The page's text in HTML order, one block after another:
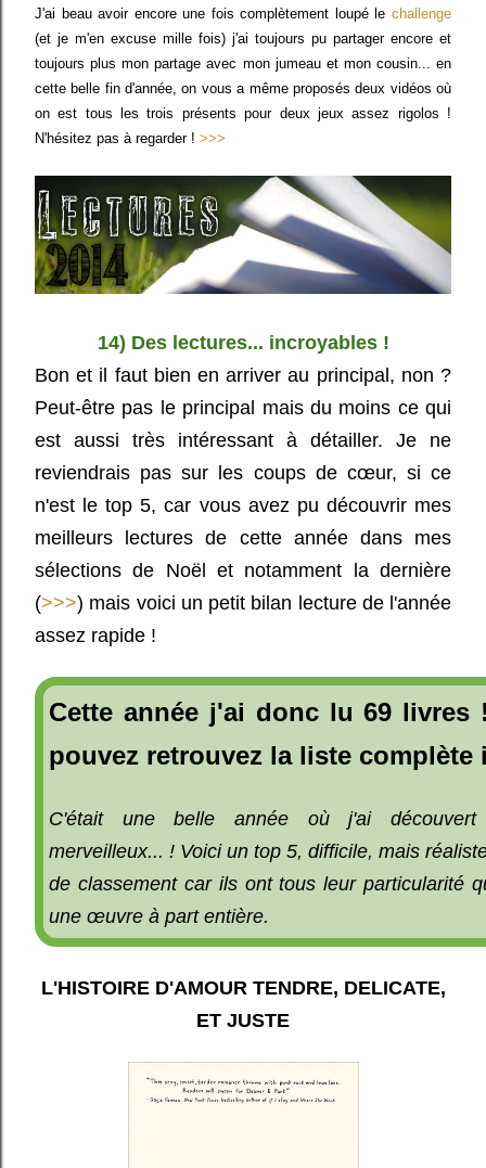
J'ai beau avoir encore une fois complètement loupé le challenge
(et je m'en excuse mille fois) j'ai toujours pu partager encore et
toujours plus mon partage avec mon jumeau et mon cousin... en
cette belle fin d'année, on vous a même proposés deux vidéos où
on est tous les trois présents pour deux jeux assez rigolos !
N'hésitez pas à regarder ! >>>
14) Des lectures... incroyables !
Bon et il faut bien en arriver au principal, non ?
Peut-être pas le principal mais du moins ce qui
est aussi très intéressant à détailler. Je ne
reviendrais pas sur les coups de cœur, si ce
n'est le top 5, car vous avez pu découvrir mes
meilleurs lectures de cette année dans mes
sélections de Noël et notamment la dernière
(>>>) mais voici un petit bilan lecture de l'année
assez rapide !
Cette année j'ai donc lu 69 livres
pouvez retrouvez la liste
C'était une belle année où j'ai
merveilleux... ! Voici un top 5, difficile, mais
de classement car ils ont tous leur particularité
une œuvre à part entière.
L'HISTOIRE D'AMOUR TENDRE, DELICATE,
ET JUSTE